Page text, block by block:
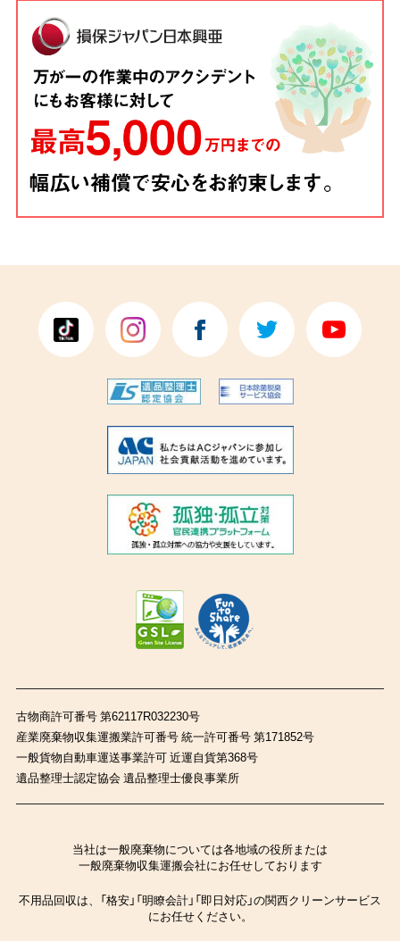
古物商許可番号 第62117R032230号
産業廃棄物収集運搬業許可番号 統一許可番号 第171852号
一般貨物自動車運送事業許可 近運自貨第368号
遺品整理士認定協会 遺品整理士優良事業所
当社は一般廃棄物については各地域の役所または
一般廃棄物収集運搬会社にお任せしております
不用品回収は、「格安」「明瞭会計」「即日対応」の関西クリーンサービス
にお任せください。